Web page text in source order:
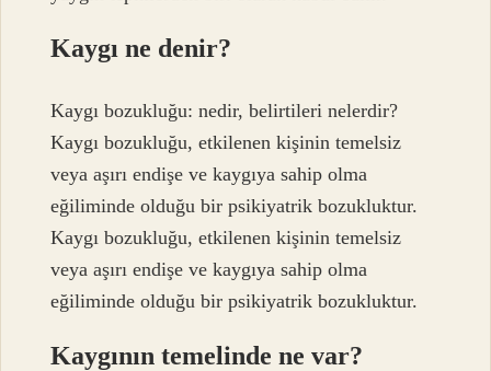
Kaygı ne denir?
Kaygı bozukluğu: nedir, belirtileri nelerdir?
Kaygı bozukluğu, etkilenen kişinin temelsiz
veya aşırı endişe ve kaygıya sahip olma
eğiliminde olduğu bir psikiyatrik bozukluktur.
Kaygı bozukluğu, etkilenen kişinin temelsiz
veya aşırı endişe ve kaygıya sahip olma
eğiliminde olduğu bir psikiyatrik bozukluktur.
Kaygının temelinde ne var?